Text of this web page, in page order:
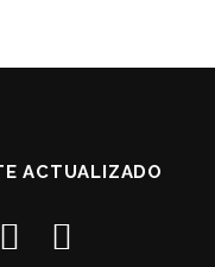
ACTUALIZADO